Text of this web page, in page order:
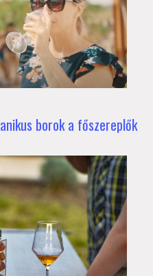
borok a főszereplők